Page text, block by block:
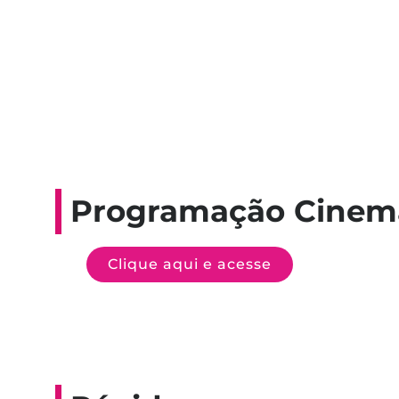
Programação
Clique aqui e acesse